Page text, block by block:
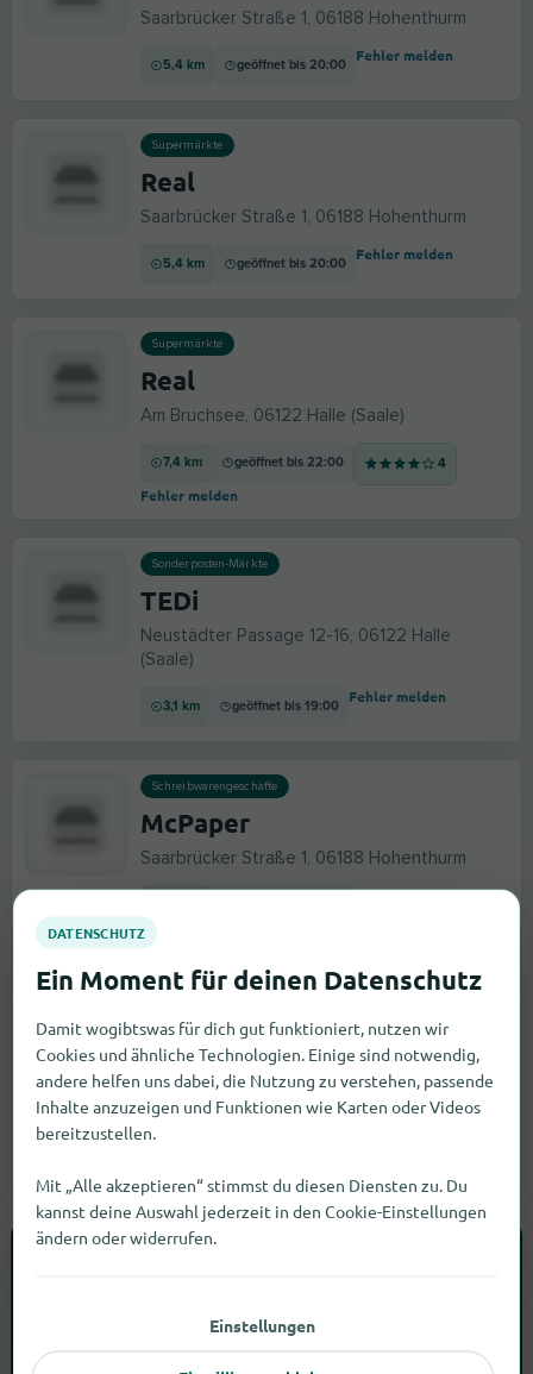
Saarbrücker Straße 1, 06188 Hohenthurm
5,4 km geöffnet bis 20:00
Fehler melden
Supermärkte
Real
Saarbrücker Straße 1, 06188 Hohenthurm
5,4 km geöffnet bis 20:00
Fehler melden
Supermärkte
Real
Am Bruchsee, 06122 Halle (Saale)
7,4 km geöffnet bis 22:00 4
Fehler melden
Sonderposten-Märkte
TEDi
Neustädter Passage 12-16, 06122 Halle
(Saale)
3,1 km geöffnet bis 19:00
Fehler melden
Schreibwarengeschäfte
McPaper
Saarbrücker Straße 1, 06188 Hohenthurm
Fehler melden
Möbelhäuser
Roller
An der Lauchstädter Str. 7, 06179
Teutschenthal
nicht gefunden?
Starte einen kostenlosen Suchauftrag. Wir fragen
Damit wogibtswas für dich gut funktioniert, nutzen wir
Cookies und ähnliche Technologien. Einige sind notwendig,
andere helfen uns dabei, die Nutzung zu verstehen, passende
Inhalte anzuzeigen und Funktionen wie Karten oder Videos
bereitzustellen.
Mit „Alle akzeptieren“ stimmst du diesen Diensten zu. Du
kannst deine Auswahl jederzeit in den Cookie-Einstellungen
ändern oder widerrufen.
Einstellungen